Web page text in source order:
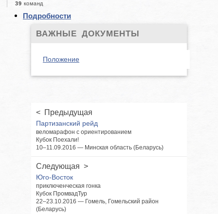
39 команд
Подробности
ВАЖНЫЕ ДОКУМЕНТЫ
Положение
< Предыдущая
Партизанский рейд
веломарафон с ориентированием
Кубок Поехали!
10–11.09.2016 — Минская область (Беларусь)
Следующая >
Юго-Восток
приключенческая гонка
Кубок ПромвадТур
22–23.10.2016 — Гомель, Гомельский район
(Беларусь)